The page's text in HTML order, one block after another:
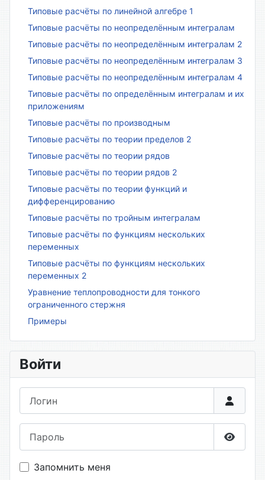
Типовые расчёты по линейной алгебре 1
Типовые расчёты по неопределённым интегралам
Типовые расчёты по неопределённым интегралам 2
Типовые расчёты по неопределённым интегралам 3
Типовые расчёты по неопределённым интегралам 4
Типовые расчёты по определённым интегралам и их
приложениям
Типовые расчёты по производным
Типовые расчёты по теории пределов 2
Типовые расчёты по теории рядов
Типовые расчёты по теории рядов 2
Типовые расчёты по теории функций и
дифференцированию
Типовые расчёты по тройным интегралам
Типовые расчёты по функциям нескольких
переменных
Типовые расчёты по функциям нескольких
переменных 2
Уравнение теплопроводности для тонкого
ограниченного стержня
Примеры
Войти
Запомнить меня